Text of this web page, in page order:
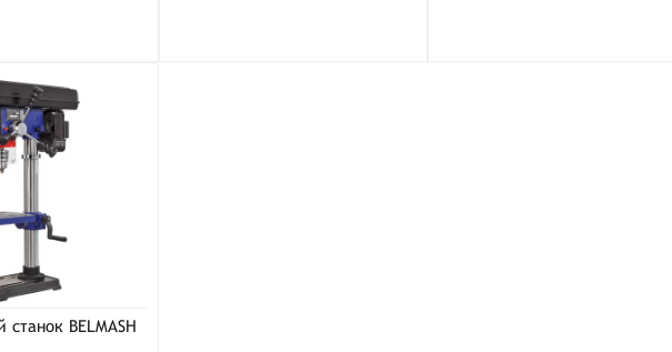
BELMASH